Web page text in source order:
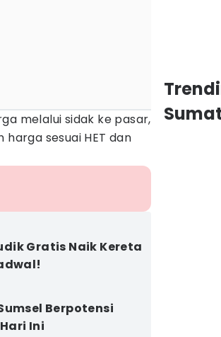
melalui sidak ke pasar,
sesuai HET dan
Gratis Naik Kereta
Berpotensi
Ini